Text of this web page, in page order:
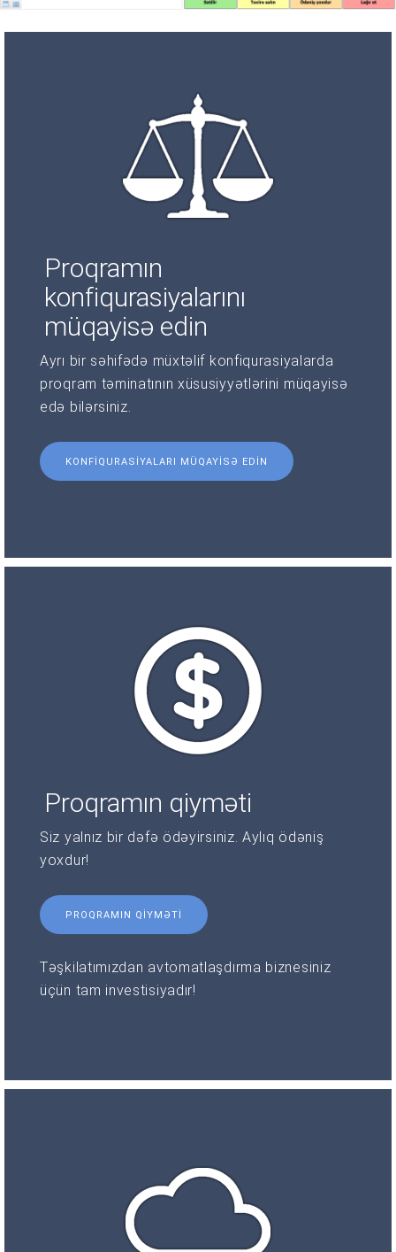
Proqramın
konfiqurasiyalarını
müqayisə edin
Ayrı bir səhifədə müxtəlif konfiqurasiyalarda
proqram təminatının xüsusiyyətlərini müqayisə
edə bilərsiniz.
KONFIQURASIYALARI MÜQAYISƏ EDIN
Proqramın qiyməti
Siz yalnız bir dəfə ödəyirsiniz. Aylıq ödəniş
yoxdur!
PROQRAMIN QIYMƏTI
Təşkilatımızdan avtomatlaşdırma biznesiniz
üçün tam investisiyadır!